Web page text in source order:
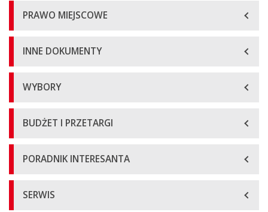
PRAWO MIEJSCOWE
INNE DOKUMENTY
WYBORY
BUDŻET I PRZETARGI
PORADNIK INTERESANTA
SERWIS